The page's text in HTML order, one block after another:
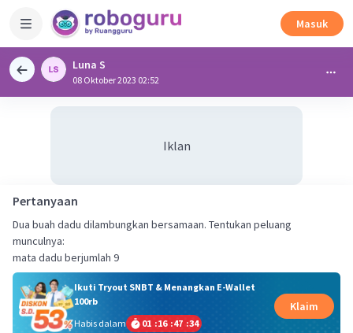
Masuk
Luna S
08 Oktober 2023 02:52
Iklan
Pertanyaan
Dua buah dadu dilambungkan bersamaan. Tentukan peluang
munculnya:
mata dadu berjumlah 9
Ikuti Tryout SNBT & Menangkan E-Wallet
100rb
Habis dalam
01 :16 :47 :33
Klaim